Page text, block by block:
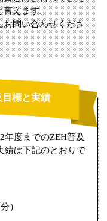
言えます。
問い合わせくださ
標と実績
年度までのZEH普及
績は下記のとおりで
）